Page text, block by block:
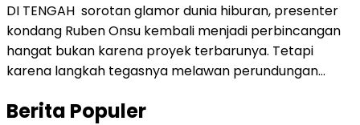
DI TENGAH sorotan glamor dunia hiburan, presenter
kondang Ruben Onsu kembali menjadi perbincangan
hangat bukan karena proyek terbarunya. Tetapi
karena langkah tegasnya melawan perundungan…
Berita Populer